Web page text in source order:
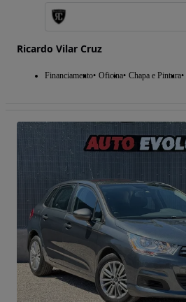
Ricardo Vilar Cruz
Financiamento Oficina Chapa e Pintura